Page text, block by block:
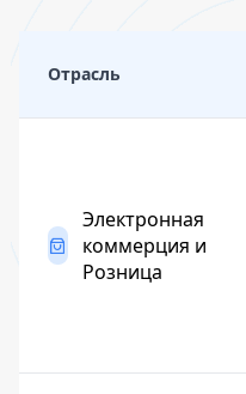
Отрасль
Электронная
коммерция и
Розница